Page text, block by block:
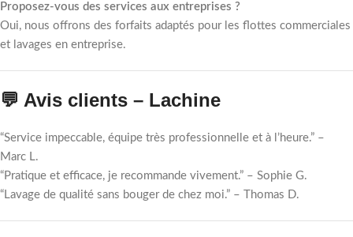
Proposez-vous des services aux entreprises ?
Oui, nous offrons des forfaits adaptés pour les flottes commerciales
et lavages en entreprise.
💬 Avis clients – Lachine
“Service impeccable, équipe très professionnelle et à l’heure.” –
Marc L.
“Pratique et efficace, je recommande vivement.” – Sophie G.
“Lavage de qualité sans bouger de chez moi.” – Thomas D.